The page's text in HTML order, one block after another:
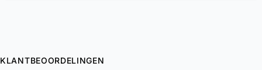
KLANTBEOORDELINGEN